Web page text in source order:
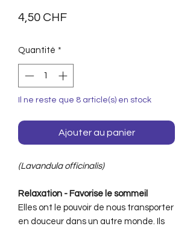
4,50 CHFPrix
Quantité *
Il ne reste que 8 article(s) en stock
Ajouter au panier
(Lavandula officinalis)
Relaxation - Favorise le sommeil
Elles ont le pouvoir de nous transporter
en douceur dans un autre monde. Ils